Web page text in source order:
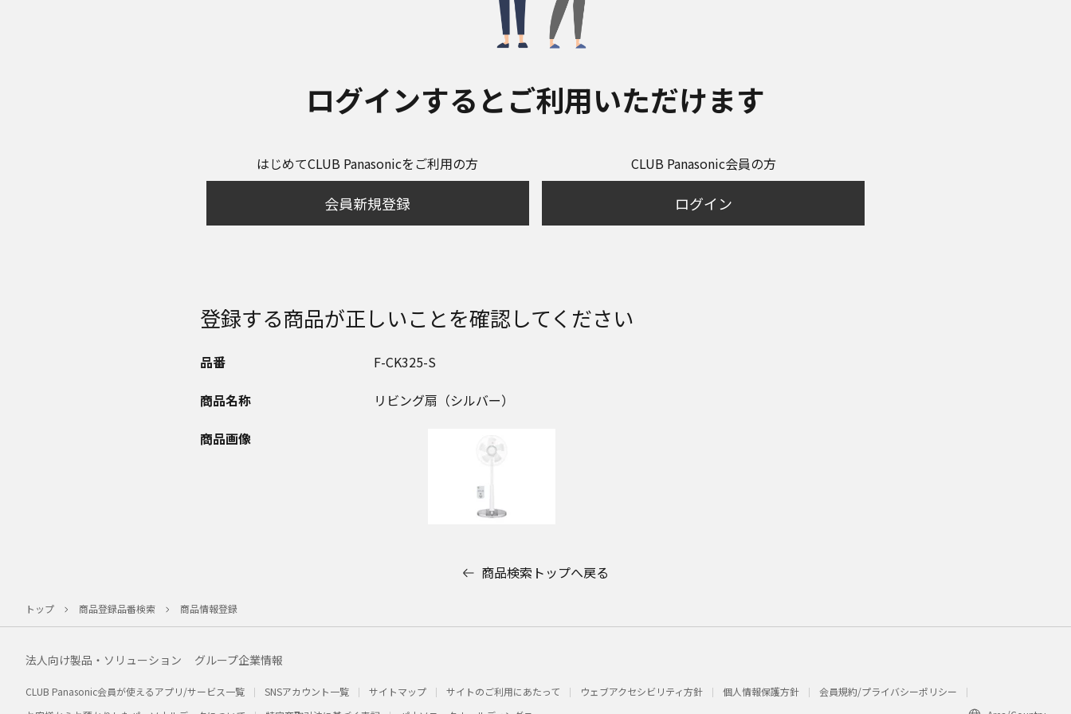
ログインするとご利用いただけます
はじめてCLUB Panasonicをご利用の方
会員新規登録
CLUB Panasonic会員の方
ログイン
登録する商品が正しいことを確認してください
品番
F-CK325-S
商品名称
リビング扇（シルバー）
商品画像
商品検索トップへ戻る
トップ 商品登録品番検索 商品情報登録
法人向け製品・ソリューション グループ企業情報
CLUB Panasonic会員が使えるアプリ/サービス一覧 SNSアカウント一覧 サイトマップ サイトのご利用にあたって ウェブアクセシビリティ方針 個人情報保護方針
会員規約/プライバシーポリシー​